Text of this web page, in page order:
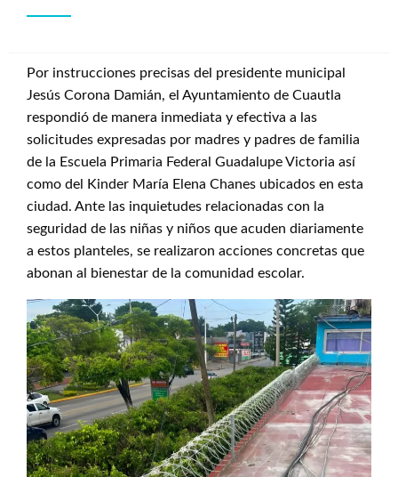
Por instrucciones precisas del presidente municipal
Jesús Corona Damián, el Ayuntamiento de Cuautla
respondió de manera inmediata y efectiva a las
solicitudes expresadas por madres y padres de familia
de la Escuela Primaria Federal Guadalupe Victoria así
como del Kinder María Elena Chanes ubicados en esta
ciudad. Ante las inquietudes relacionadas con la
seguridad de las niñas y niños que acuden diariamente
a estos planteles, se realizaron acciones concretas que
abonan al bienestar de la comunidad escolar.